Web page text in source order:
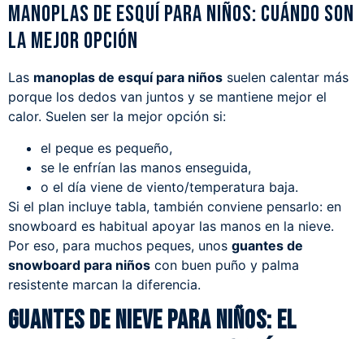
Manoplas de esquí para niños: cuándo son
la mejor opción
Las manoplas de esquí para niños suelen calentar más
porque los dedos van juntos y se mantiene mejor el
calor. Suelen ser la mejor opción si:
el peque es pequeño,
se le enfrían las manos enseguida,
o el día viene de viento/temperatura baja.
Si el plan incluye tabla, también conviene pensarlo: en
snowboard es habitual apoyar las manos en la nieve.
Por eso, para muchos peques, unos guantes de
snowboard para niños con buen puño y palma
resistente marcan la diferencia.
Guantes de nieve para niños: el